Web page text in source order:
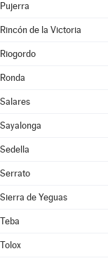
Pujerra
Rincón de la Victoria
Riogordo
Ronda
Salares
Sayalonga
Sedella
Serrato
Sierra de Yeguas
Teba
Tolox